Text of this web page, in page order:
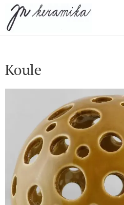
Koule